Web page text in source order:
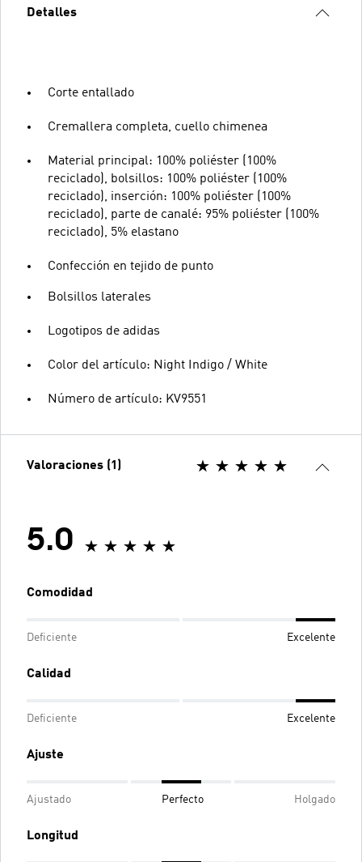
Detalles
Corte entallado
Cremallera completa, cuello chimenea
Material principal: 100% poliéster (100%
reciclado), bolsillos: 100% poliéster (100%
reciclado), inserción: 100% poliéster (100%
reciclado), parte de canalé: 95% poliéster (100%
reciclado), 5% elastano
Confección en tejido de punto
Bolsillos laterales
Logotipos de adidas
Color del artículo: Night Indigo / White
Número de artículo: KV9551
Valoraciones (1)
5.0
Comodidad
Deficiente Excelente
Calidad
Deficiente Excelente
Ajuste
Ajustado Perfecto Holgado
Longitud